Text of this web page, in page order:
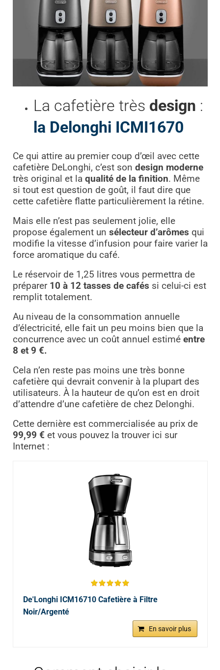
La cafetière très design :
la Delonghi ICMI1670
Ce qui attire au premier coup d’œil avec cette
cafetière DeLonghi, c’est son design moderne
très original et la qualité de la finition. Même
si tout est question de goût, il faut dire que
cette cafetière flatte particulièrement la rétine.
Mais elle n’est pas seulement jolie, elle
propose également un sélecteur d’arômes qui
modifie la vitesse d’infusion pour faire varier la
force aromatique du café.
Le réservoir de 1,25 litres vous permettra de
préparer 10 à 12 tasses de cafés si celui-ci est
remplit totalement.
Au niveau de la consommation annuelle
d’électricité, elle fait un peu moins bien que la
concurrence avec un coût annuel estimé entre
8 et 9 €.
Cela n’en reste pas moins une très bonne
cafetière qui devrait convenir à la plupart des
utilisateurs. À la hauteur de qu’on est en droit
d’attendre d’une cafetière de chez Delonghi.
Cette dernière est commercialisée au prix de
99,99 € et vous pouvez la trouver ici sur
Internet :
De'Longhi ICM16710 Cafetière à Filtre
Noir/Argenté
En savoir plus